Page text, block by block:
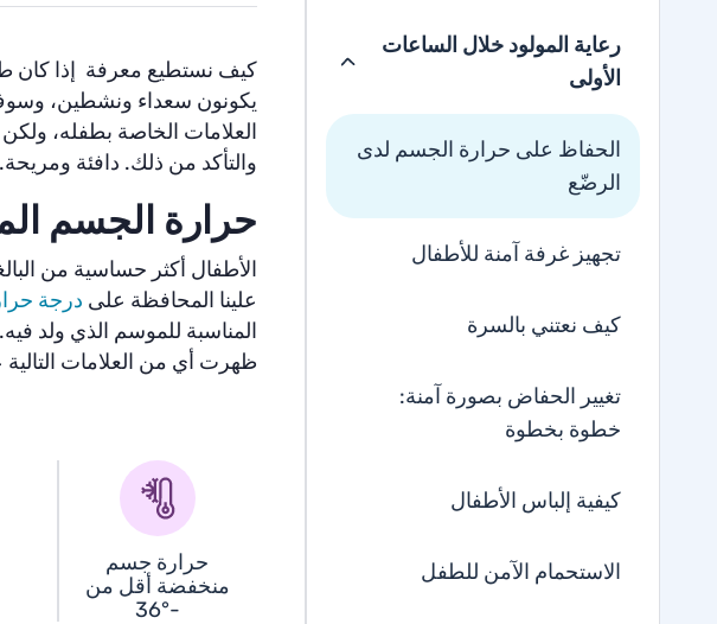
رعاية المولود خلال الساعات
الأولى
الحفاظ على حرارة الجسم لدى
الرضّع
تجهيز غرفة آمنة للأطفال
كيف نعتني بالسرة
تغيير الحفاض بصورة آمنة:
خطوة بخطوة
كيفية إلباس الأطفال
الاستحمام الآمن للطفل
كيف نستطيع معرفة إذا كان
يكونون سعداء ونشطين، وسوف
العلامات الخاصة بطفله،
والتأكد من ذلك. دافئة ومريحة.
حرارة الجسم
الأطفال أكثر حساسية من
علينا المحافظة على درجة
المناسبة للموسم الذي ولد
ظهرت أي من العلامات
حرارة جسم
منخفضة أقل من
-°36